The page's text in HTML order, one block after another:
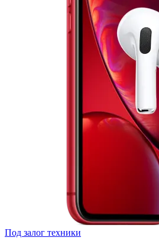
Под залог техники